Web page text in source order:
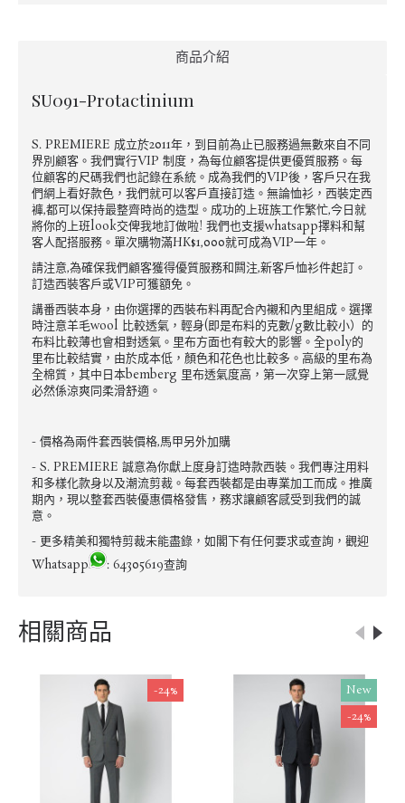
商品介紹
SU091-Protactinium
S. PREMIERE 成立於2011年，到目前為止已服務過無數來自不同
界別顧客。我們實行VIP 制度，為每位顧客提供更優質服務。每
位顧客的尺碼我們也記錄在系統。成為我們的VIP後，客戶只在我
們網上看好款色，我們就可以客戶直接訂造。無論恤衫，西裝定西
褲,都可以保持最整齊時尚的造型。成功的上班族工作繁忙,今日就
將你的上班look交俾我地訂做啦! 我們也支援whatsapp擇料和幫
客人配搭服務。單次購物滿HK$1,000就可成為VIP一年。
請注意,為確保我們顧客獲得優質服務和闗注,新客戶恤衫件起訂。
訂造西裝客戶或VIP可獲額免。
講番西裝本身，由你選擇的西裝布料再配合內襯和內里組成。選擇
時注意羊毛wool 比較透氣，輕身(即是布料的克數/g數比較小）的
布料比較薄也會相對透氣。里布方面也有較大的影響。全poly的
里布比較結實，由於成本低，顏色和花色也比較多。高級的里布為
全棉質，其中日本bemberg 里布透氣度高，第一次穿上第一感覺
必然係涼爽同柔滑舒適。
- 價格為兩件套西裝價格,馬甲另外加購
- S. PREMIERE 誠意為你獻上度身訂造時款西裝。我們專注用料
和多樣化款身以及潮流剪裁。每套西裝都是由專業加工而成。推廣
期內，現以整套西裝優惠價格發售，務求讓顧客感受到我們的誠
意。
- 更多精美和獨特剪裁未能盡錄，如閣下有任何要求或查詢，觀迎
Whatsapp
: 64305619查詢
相關商品
-24%
New
-24%